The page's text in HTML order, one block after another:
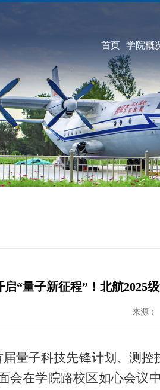
首页 学院概
启“量子新征程”！北航2025
来源：
量子科技先锋计划、测
会在学院路校区如心会议